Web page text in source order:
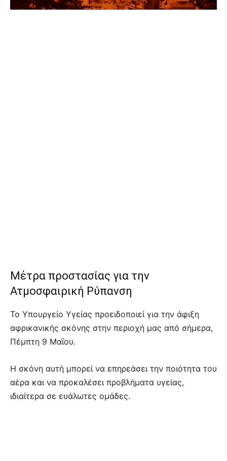
Μέτρα προστασίας για την
Ατμοσφαιρική Ρύπανση
Το Υπουργείο Υγείας προειδοποιεί για την άφιξη
αφρικανικής σκόνης στην περιοχή μας από σήμερα,
Πέμπτη 9 Μαΐου.
Η σκόνη αυτή μπορεί να επηρεάσει την ποιότητα του
αέρα και να προκαλέσει προβλήματα υγείας,
ιδιαίτερα σε ευάλωτες ομάδες.